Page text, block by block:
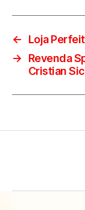
←
Loja
→
Revenda
Cristian